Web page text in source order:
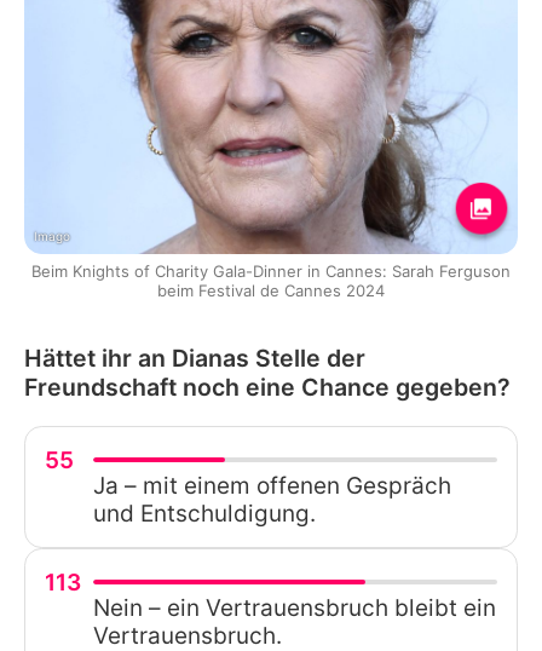
Imago
Beim Knights of Charity Gala-Dinner in Cannes: Sarah Ferguson
beim Festival de Cannes 2024
Hättet ihr an Dianas Stelle der
Freundschaft noch eine Chance gegeben?
55
Ja – mit einem offenen Gespräch
und Entschuldigung.
113
Nein – ein Vertrauensbruch bleibt ein
Vertrauensbruch.